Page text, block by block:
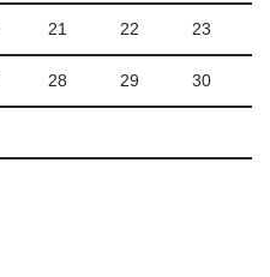
21 22 23
28 29 30